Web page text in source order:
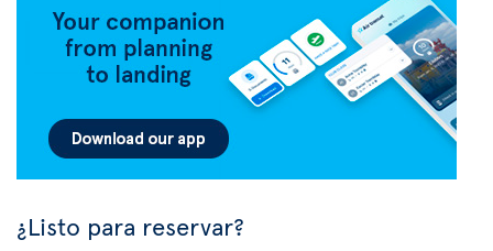
¿Listo para reservar?